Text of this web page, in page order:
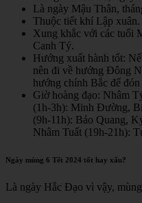
Là ngày Mậu Thân,
Thuộc tiết khí Lập xuân.
Xung khắc với các tuổi
Canh Tý.
Hướng xuất hành tốt:
nên đi về hướng Đông
hướng chính Bắc để
Giờ hoàng đạo: Nhâm
(1h-3h): Minh Đường,
(9h-11h): Bảo Quang,
Nhâm Tuất (19h-21h):
Ngày mùng 6 Tết 2024 tốt hay xấu?
Là ngày Hắc Đạo vì vậy,